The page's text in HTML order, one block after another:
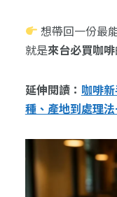
想帶回一份最
就是來台必買咖啡
延伸閱讀： 咖啡
種、產地到處理法